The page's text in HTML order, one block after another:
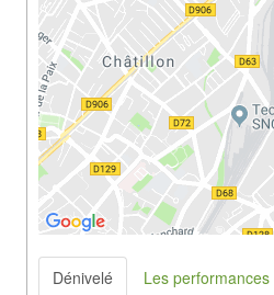
Dénivelé Les performances